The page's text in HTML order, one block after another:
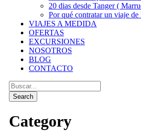
20 dias desde Tanger (
Por qué contratar un viaje
VIAJES A MEDIDA
OFERTAS
EXCURSIONES
NOSOTROS
BLOG
CONTACTO
Category